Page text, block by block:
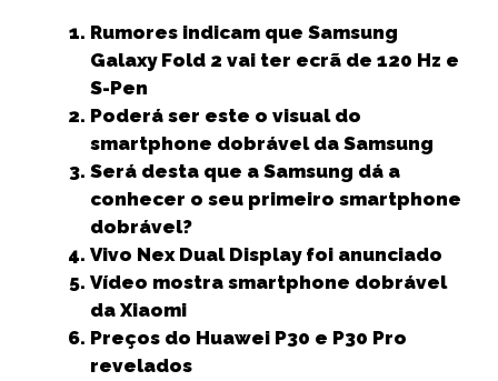
c
e
b
o
o
k
it
t
e
r
ai a
A
p
p
k
dI
n
ss
n
g
e
a
e
Rumores indicam que Samsung
Galaxy Fold 2 vai ter ecrã de 120 Hz e
S-Pen
Poderá ser este o visual do
smartphone dobrável da Samsung
Será desta que a Samsung dá a
conhecer o seu primeiro smartphone
dobrável?
Vivo Nex Dual Display foi anunciado
Vídeo mostra smartphone dobrável
da Xiaomi
Preços do Huawei P30 e P30 Pro
revelados